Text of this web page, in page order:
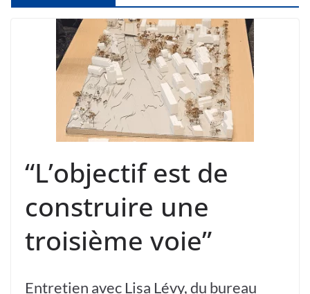
“L’objectif est de
construire une
troisième voie”
Entretien avec Lisa Lévy, du bureau